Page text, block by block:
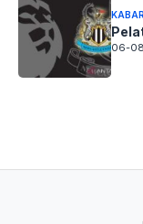
KABAR
06-